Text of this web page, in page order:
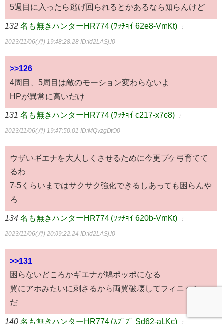
5週目に入ったら逃げ回られるとかあるなら知らんけど
132 名も無きハンターHR774 (ﾜｯﾁｮｲ 62e8-VmKt) ：
2023/11/06(月) 19:48:28.28 ID:Id2LASjJ0
>>126
4周目、5周目は敵のモーション変わらないよ
HPが異常に高いだけ
131 名も無きハンターHR774 (ﾜｯﾁｮｲ c217-x7o8) ：
2023/11/06(月) 19:47:50.01 ID:MQvzgDtO0
ウザいギエナを大人しくさせるために今更プケ弓育てて
るわ
7-5くらいまではサクサク強化できるしあっても困らんや
ろ
134 名も無きハンターHR774 (ﾜｯﾁｮｲ 620b-VmKt) ：
2023/11/06(月) 20:09:22.24 ID:Id2LASjJ0
>>131
困らないどころかギエナが鳩ポッポになる
翼にアホみたいに刺さるから両翼破壊してフィニッシュ
だ
140 名も無きハンターHR774 (ｽﾌﾟﾌﾟ Sd62-aLKc) ：